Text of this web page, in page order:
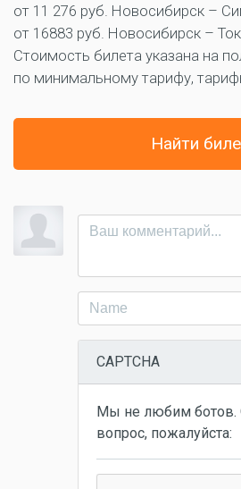
от 11 276 руб. Новосибирск –
от 16883 руб. Новосибирск –
Стоимость билета указана на
по минимальному тарифу,
Найти
CAPTCHA
Мы не любим ботов.
вопрос, пожалуйста: